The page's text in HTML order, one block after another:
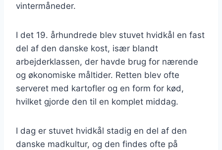
vintermåneder.
I det 19. århundrede blev stuvet hvidkål en fast
del af den danske kost, især blandt
arbejderklassen, der havde brug for nærende
og økonomiske måltider. Retten blev ofte
serveret med kartofler og en form for kød,
hvilket gjorde den til en komplet middag.
I dag er stuvet hvidkål stadig en del af den
danske madkultur, og den findes ofte på